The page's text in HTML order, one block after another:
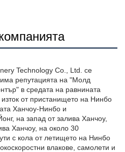
Technology Co., Ltd. се
репутацията на "Молд
в средата на равнината
от пристанището на Нинбо
Ханчоу-Нинбо и
на запад от залива Ханчоу,
Ханчоу, на около 30
с кола от летището на Нинбо
влакове, самолети и